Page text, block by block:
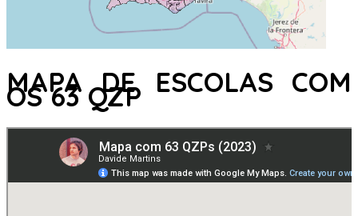
MAPA DE ESCOLAS COM
OS 63 QZP